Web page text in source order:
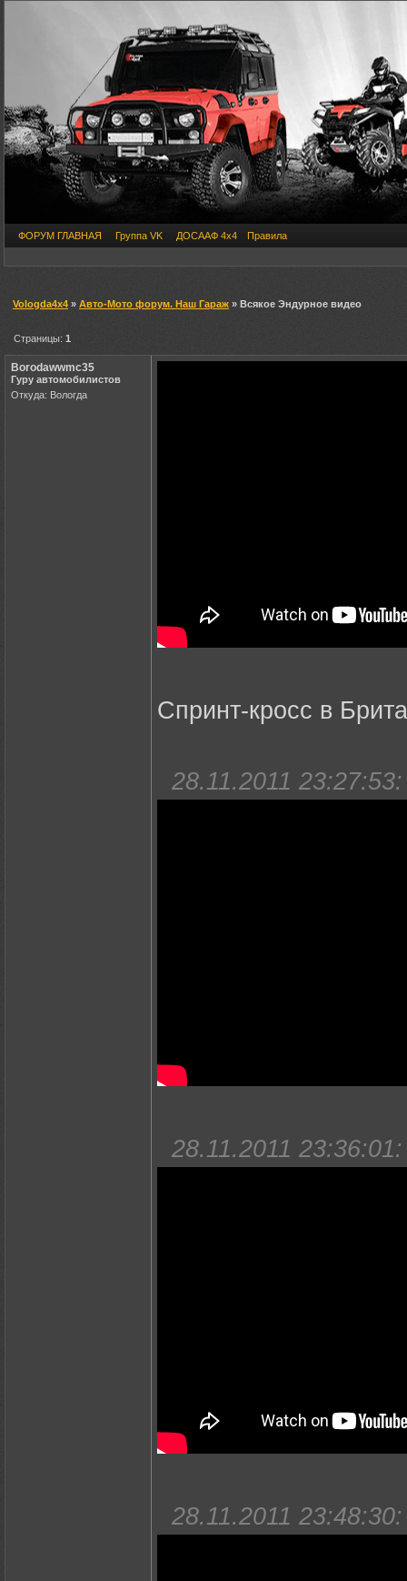
ФОРУМ ГЛАВНАЯ Группа VK ДОСААФ 4х4 Правила
Vologda4x4 » Авто-Мото форум. Наш Гараж » Всякое Эндурное видео
Страницы:1
Borodawwmc35
Гуру автомобилистов
Откуда: Вологда
Спринт-кросс в
28.11.2011 23:27:53:
28.11.2011 23:36:01:
28.11.2011 23:48:30: